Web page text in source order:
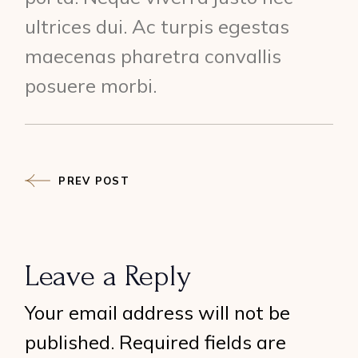
ultrices dui. Ac turpis egestas
maecenas pharetra convallis
posuere morbi.
PREV POST
Leave a Reply
Your email address will not be
published. Required fields are